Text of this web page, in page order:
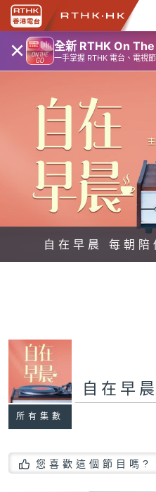
× 全新 RTHK On
一手掌握 RTHK 電台、電視
自在早晨 每朝陪
所有集數
自在早晨
您喜歡這個節目嗎?